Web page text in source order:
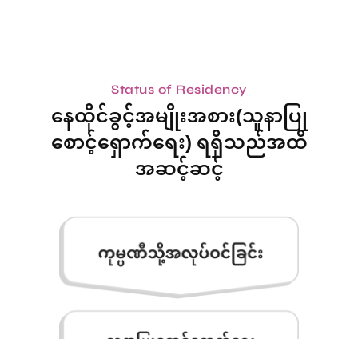
Status of Residency
နေထိုင်ခွင့်အမျိုးအစား(သူနာပြု
စောင့်ရှောက်ရေး) ရရှိသည်အထိ
အဆင့်ဆင့်